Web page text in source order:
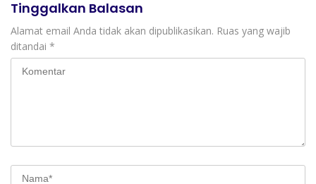
Tinggalkan Balasan
Alamat email Anda tidak akan dipublikasikan. Ruas yang wajib
ditandai *